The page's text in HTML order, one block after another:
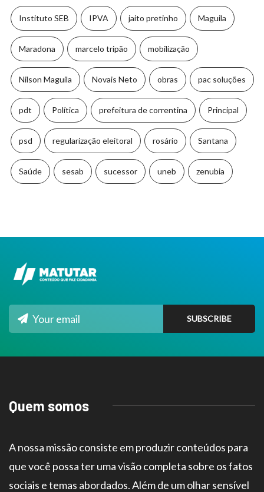
Instituto SEB IPVA jaito pretinho Maguila
Maradona marcelo tripão mobilização
Nilson Maguila Novais Neto obras pac soluções
pdt Política prefeitura de correntina Principal
psd regularização eleitoral rosário Santana
Saúde sesab sucessor uneb zenubia
Quem somos
A nossa missão consiste em produzir conteúdos para
que você possa ter uma visão completa sobre os fatos
sociais e temas abordados. Além de um olhar sensível